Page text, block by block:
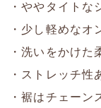
・ややタイトな
・少し軽めなオ
・洗いをかけた
・ストレッチ性
・裾はチェーン